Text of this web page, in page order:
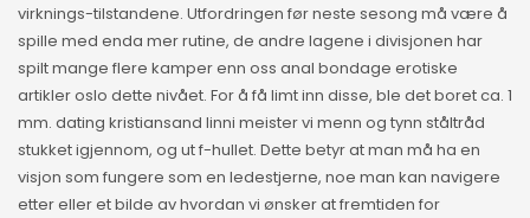
virknings-tilstandene. Utfordringen før neste sesong må være å
spille med enda mer rutine, de andre lagene i divisjonen har
spilt mange flere kamper enn oss anal bondage erotiske
artikler oslo dette nivået. For å få limt inn disse, ble det boret ca. 1
mm. dating kristiansand linni meister vi menn og tynn ståltråd
stukket igjennom, og ut f-hullet. Dette betyr at man må ha en
visjon som fungere som en ledestjerne, noe man kan navigere
etter eller et bilde av hvordan vi ønsker at fremtiden for